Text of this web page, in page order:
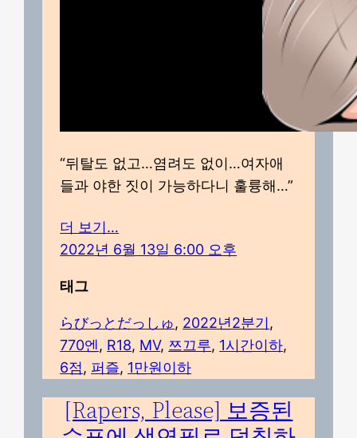
“뒤탈도 없고…염려도 없이…여자애
들과 야한 짓이 가능하다니 훌륭해…”
더 보기…
2022년 6월 13일 6:00 오후
태그
らびっとだっしゅ, 2022년2분기
770엔, R18, MV, 쯔끄루, 1시간이하
6점, 퍼즐, 1만원이하
[Rapers, Please] 보증된